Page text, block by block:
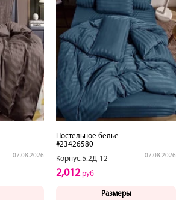
07.08.2026
Постельное белье
#23426580
Корпус.Б.2Д-12
07.08.2026
2,012руб
Размеры